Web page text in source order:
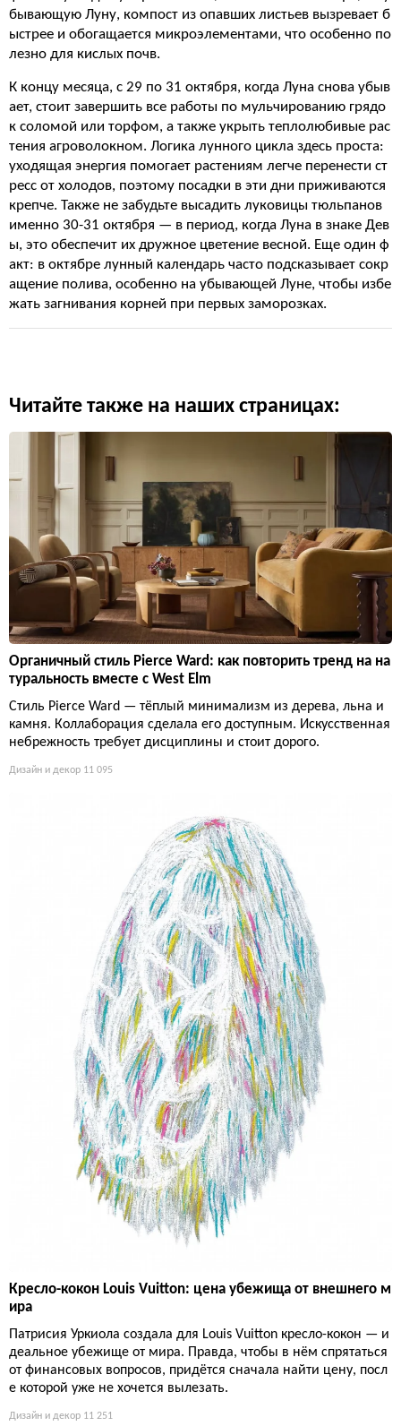
бывающую Луну, компост из опавших листьев вызревает б
ыстрее и обогащается микроэлементами, что особенно по
лезно для кислых почв.
К концу месяца, с 29 по 31 октября, когда Луна снова убыв
ает, стоит завершить все работы по мульчированию грядо
к соломой или торфом, а также укрыть теплолюбивые рас
тения агроволокном. Логика лунного цикла здесь проста:
уходящая энергия помогает растениям легче перенести ст
ресс от холодов, поэтому посадки в эти дни приживаются
крепче. Также не забудьте высадить луковицы тюльпанов
именно 30-31 октября — в период, когда Луна в знаке Дев
ы, это обеспечит их дружное цветение весной. Еще один ф
акт: в октябре лунный календарь часто подсказывает сокр
ащение полива, особенно на убывающей Луне, чтобы избе
жать загнивания корней при первых заморозках.
Читайте также на наших страницах:
Органичный стиль Pierce Ward: как повторить тренд на на
туральность вместе с West Elm
Стиль Pierce Ward — тёплый минимализм из дерева, льна и
камня. Коллаборация сделала его доступным. Искусственная
небрежность требует дисциплины и стоит дорого.
Дизайн и декор 11 095
Кресло-кокон Louis Vuitton: цена убежища от внешнего м
ира
Патрисия Уркиола создала для Louis Vuitton кресло-кокон — и
деальное убежище от мира. Правда, чтобы в нём спрятаться
от финансовых вопросов, придётся сначала найти цену, посл
е которой уже не хочется вылезать.
Дизайн и декор 11 251